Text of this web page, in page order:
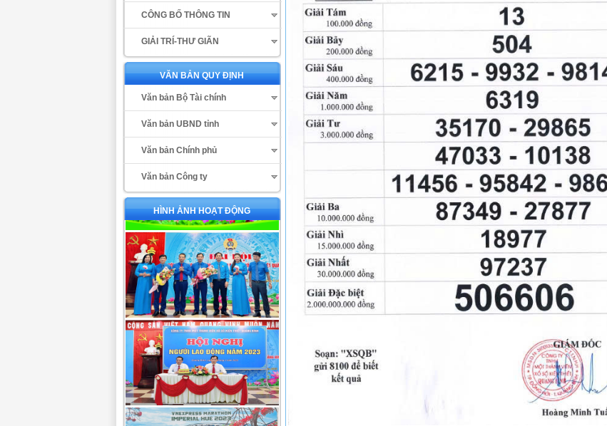
CÔNG BỐ THÔNG TIN
GIẢI TRÍ-THƯ GIÃN
VĂN BẢN QUY ĐỊNH
Văn bản Bộ Tài chính
Văn bản UBND tỉnh
Văn bản Chính phủ
Văn bản Công ty
HÌNH ẢNH HOẠT ĐỘNG